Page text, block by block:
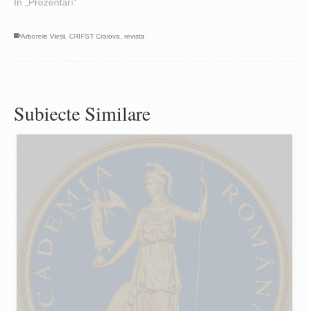
școală bine proiectată și
Arborele Vieții CRIFST Craiova revista
Subiecte Similare